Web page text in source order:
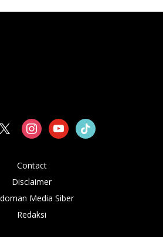
instagramyoutubetiktok
Contact
Disclaimer
Media Siber
Redaksi